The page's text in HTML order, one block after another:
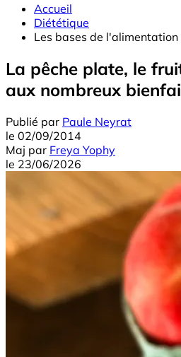
Accueil
Diététique
Les bases de l'alimentation
La pêche plate, le
aux nombreux
Publié par Paule Neyrat
le 02/09/2014
Maj par Freya Yophy
le 23/06/2026